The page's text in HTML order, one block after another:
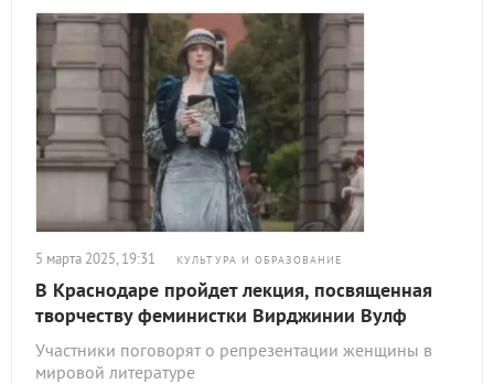
5 марта 2025, 19:31 КУЛЬТУРА И ОБРАЗОВАНИЕ
В Краснодаре пройдет лекция, посвященная
творчеству феминистки Вирджинии Вулф
Участники поговорят о репрезентации женщины в
мировой литературе